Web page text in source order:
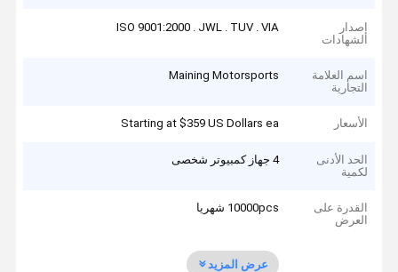
إصدار
الشهادات
ISO 9001:2000 . JWL . TUV . VIA
اسم العلامة
التجارية
Maining Motorsports
الأسعار Starting at $359 US Dollars ea
الحد الأدنى
لكمية
4 جهاز كمبيوتر شخصى
القدرة على
العرض
10000pcs شهريا
عرض المزيد